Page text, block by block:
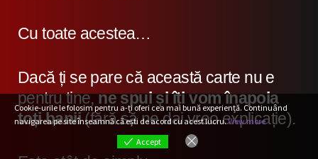
Cu toate acestea…
Dacă ți se pare că această carte nu e
pentru tine,ne spui și îți vom înapoia
toți banii(fără să ne dai vreo explicație).
Cookie-urile le folosim pentru a-ți oferi cea mai bună experiență. Continuând
navigarea pe site înseamnă că ești de acord cu acest lucru.View more
Accept